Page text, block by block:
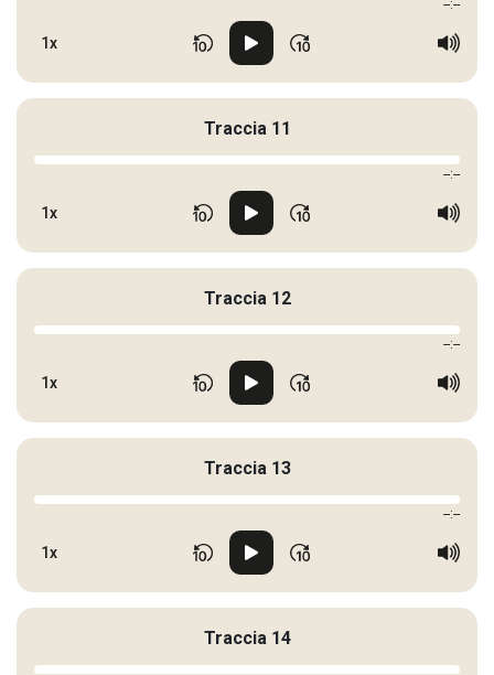
--:--
1x
Traccia 11
--:--
1x
Traccia 12
--:--
1x
Traccia 13
--:--
1x
Traccia 14